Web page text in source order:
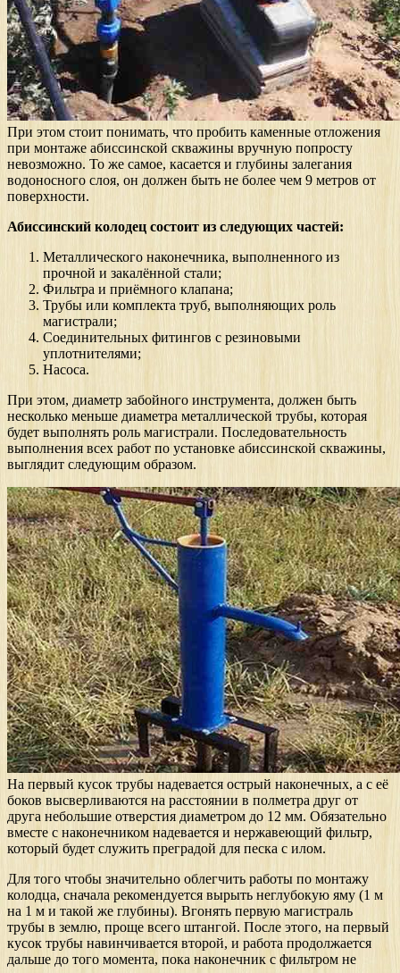
При этом стоит понимать, что пробить каменные отложения
при монтаже абиссинской скважины вручную попросту
невозможно. То же самое, касается и глубины залегания
водоносного слоя, он должен быть не более чем 9 метров от
поверхности.
Абиссинский колодец состоит из следующих частей:
Металлического наконечника, выполненного из
прочной и закалённой стали;
Фильтра и приёмного клапана;
Трубы или комплекта труб, выполняющих роль
магистрали;
Соединительных фитингов с резиновыми
уплотнителями;
Насоса.
При этом, диаметр забойного инструмента, должен быть
несколько меньше диаметра металлической трубы, которая
будет выполнять роль магистрали. Последовательность
выполнения всех работ по установке абиссинской скважины,
выглядит следующим образом.
На первый кусок трубы надевается острый наконечных, а с её
боков высверливаются на расстоянии в полметра друг от
друга небольшие отверстия диаметром до 12 мм. Обязательно
вместе с наконечником надевается и нержавеющий фильтр,
который будет служить преградой для песка с илом.
Для того чтобы значительно облегчить работы по монтажу
колодца, сначала рекомендуется вырыть неглубокую яму (1 м
на 1 м и такой же глубины). Вгонять первую магистраль
трубы в землю, проще всего штангой. После этого, на первый
кусок трубы навинчивается второй, и работа продолжается
дальше до того момента, пока наконечник с фильтром не